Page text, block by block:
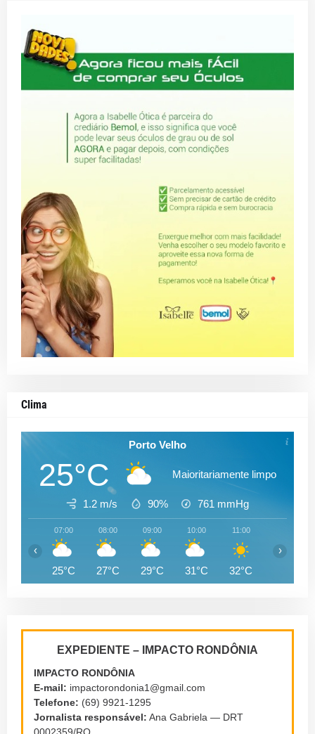
Clima
Porto Velho
25°C Maioritariamente limpo
1.2 m/s 90% 761 mmHg
07:00
25°C
08:00
27°C
09:00
29°C
10:00
31°C
11:00
32°C
‹ ›
EXPEDIENTE – IMPACTO RONDÔNIA
IMPACTO RONDÔNIA
E-mail: impactorondonia1@gmail.com
Telefone: (69) 9921-1295
Jornalista responsável: Ana Gabriela — DRT